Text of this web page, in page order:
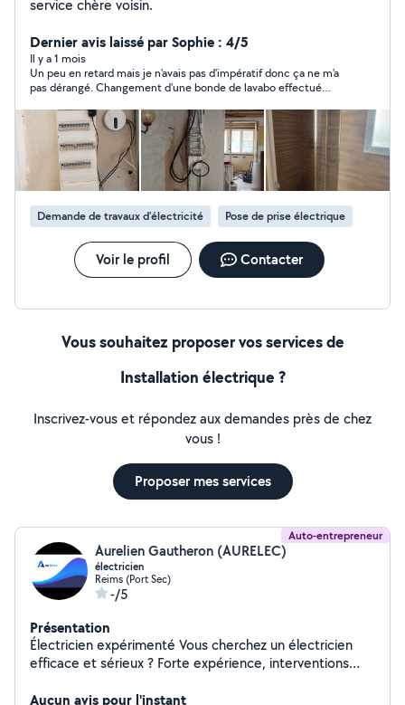
service chère voisin.
Dernier avis laissé par Sophie : 4/5
Il y a 1 mois
Un peu en retard mais je n'avais pas d'impératif donc ça ne m'a
pas dérangé. Changement d'une bonde de lavabo effectué
je trouve la tarification un peu élevé d'où l'étoile en moins.
Demande de travaux d’électricité Pose de prise électrique
Voir le profil Contacter
Vous souhaitez proposer vos services de
Installation électrique ?
Inscrivez-vous et répondez aux demandes près de chez
vous !
Proposer mes services
Auto-entrepreneur
Aurelien Gautheron (AURELEC)
électricien
Reims (Port Sec)
-/5
Présentation
Électricien expérimenté Vous cherchez un électricien
efficace et sérieux ? Forte expérience, interventions
mises aux normes, éclairage intérieur/extérieur : j'assure
Aucun avis pour l'instant